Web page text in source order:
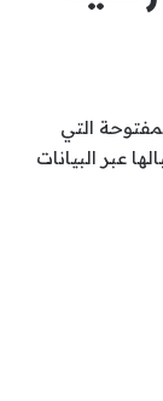
التي
عبر البيانات